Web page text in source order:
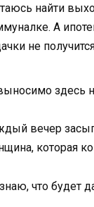
найти
А
не
здесь
вечер
которая
что будет